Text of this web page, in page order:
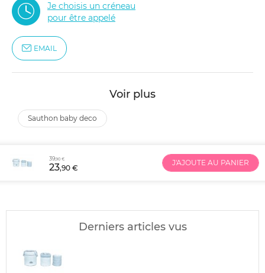
Je choisis un créneau
pour être appelé
EMAIL
Voir plus
sauthon baby deco
39,90 €
23,90 €
J'AJOUTE AU PANIER
Derniers articles vus